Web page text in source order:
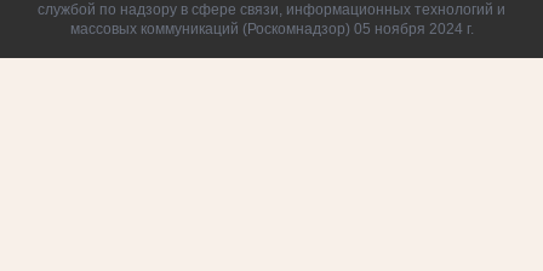
службой по надзору в сфере связи, информационных технологий и
массовых коммуникаций (Роскомнадзор) 05 ноября 2024 г.